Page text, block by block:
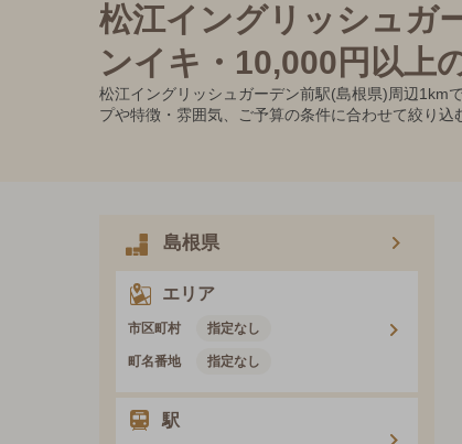
松江イングリッシュガ
ンイキ・10,000円以上
松江イングリッシュガーデン前駅(島根県)周辺1km
プや特徴・雰囲気、ご予算の条件に合わせて絞り
島根県
エリア
市区町村 指定なし
町名番地 指定なし
駅